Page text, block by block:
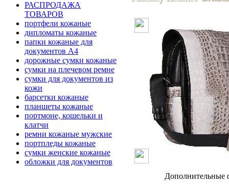
РАСПРОДАЖА
ТОВАРОВ
портфели кожаные
дипломаты кожаные
папки кожаные для
документов А4
дорожные сумки кожаные
сумки на плечевом ремне
сумки для документов из
кожи
барсетки кожаные
планшеты кожаные
портмоне, кошельки и
клатчи
ремни кожаные мужские
портпледы кожаные
сумки женские кожаные
обложки для документов
Дополнительные